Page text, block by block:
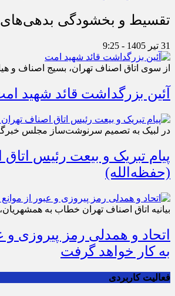
تقسیط و بخشودگی بدهی‌های
31 تیر 1405 - 9:25
از سوی اتاق اصناف تهران، بسیج اصناف و
آئین بزرگداشت قائد شهید
در لبیک به تصمیم سرنوشت‌ساز مجلس
پیام تبریک و بیعت رئیس
(حفظه‌الله)
بیانیه اتاق اصناف تهران خطاب به
اتحاد و همدلی رمز پیروزی
به کار خواهد گرفت
فعالیت کاربردی